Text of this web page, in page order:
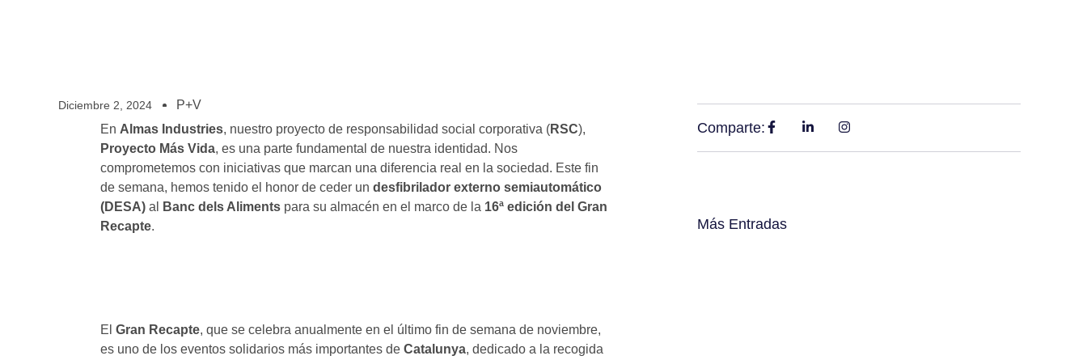
Diciembre 2, 2024
P+V
En Almas Industries, nuestro proyecto de responsabilidad social corporativa (RSC),
Proyecto Más Vida, es una parte fundamental de nuestra identidad. Nos
comprometemos con iniciativas que marcan una diferencia real en la sociedad. Este fin
de semana, hemos tenido el honor de ceder un desfibrilador externo semiautomático
(DESA)al Banc dels Alimentspara su almacén en el marco de la 16ª edición del Gran
Recapte.
El Gran Recapte, que se celebra anualmente en el último fin de semana de noviembre,
es uno de los eventos solidarios más importantes de Catalunya, dedicado a la recogida
Comparte:
Más Entradas